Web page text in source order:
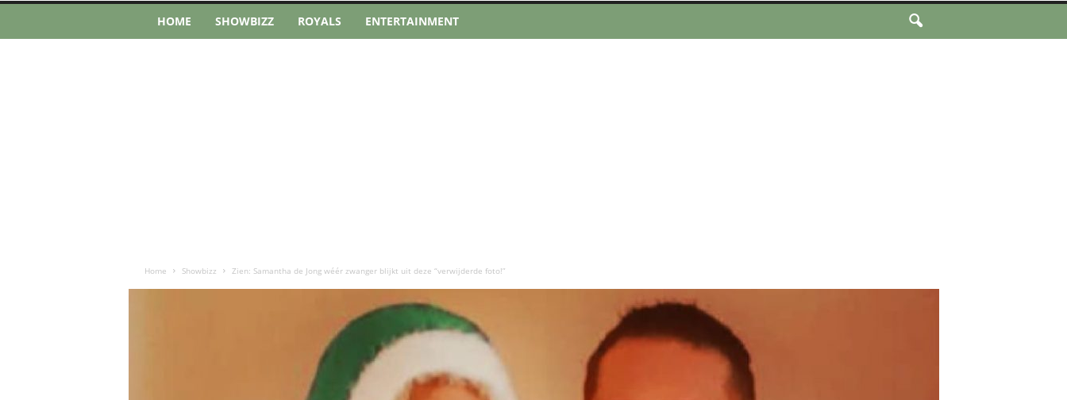
HOME SHOWBIZZ ROYALS ENTERTAINMENT
Home Showbizz Zien: Samantha de Jong wéér zwanger blijkt uit deze “verwijderde foto!”